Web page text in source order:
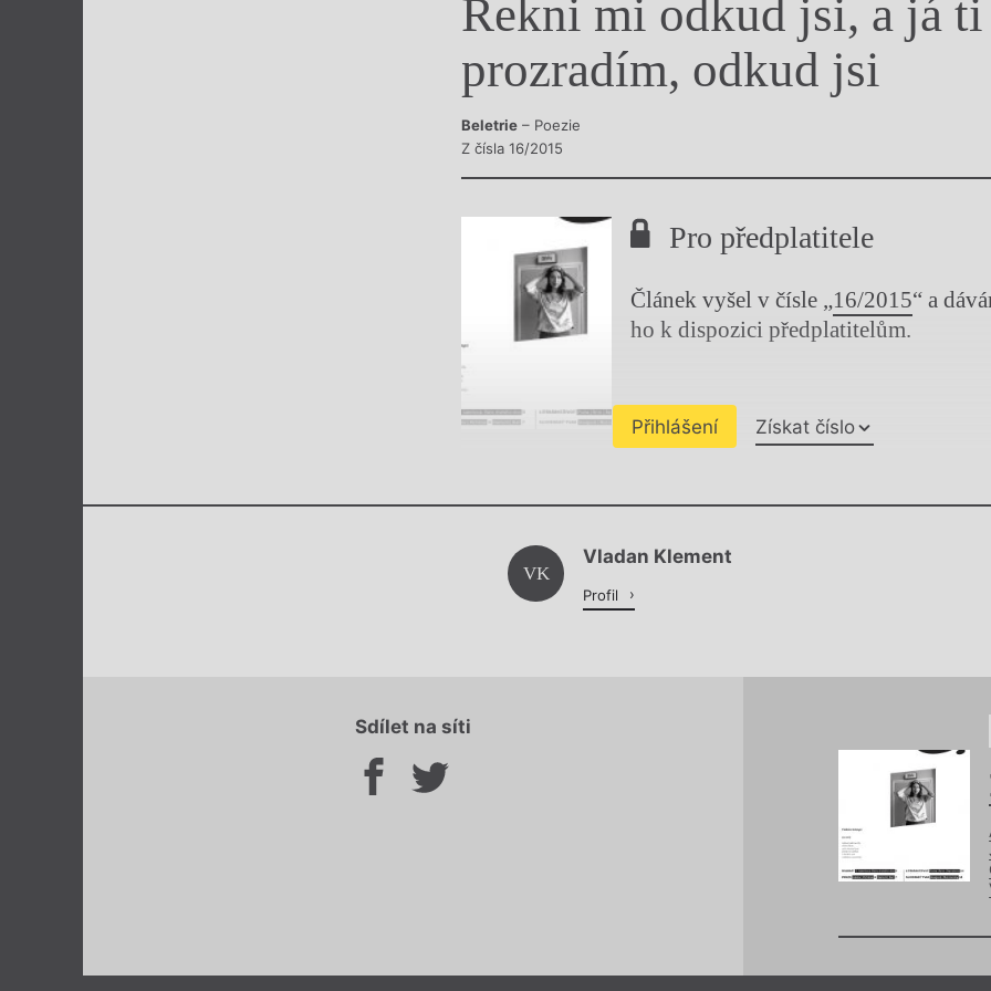
Výroční cenyŘekni mi odkud jsi, a já ti
prozradím, odkud jsi
Beletrie – Poezie
Z čísla 16/2015
Pro předplatitele
Článek vyšel v čísle „16/2015“ a
ho k dispozici předplatitelům.
Přihlášení Získat číslo
Chviličku.
VK
Vladan Klement
Profil
Sdílet na síti